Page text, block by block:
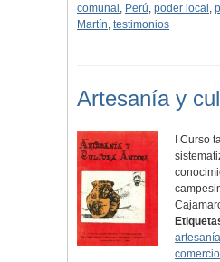
comunal , Perú, poder local ,
Martín, testimonios
Artesanía y
I Curso
artesanía
comercio